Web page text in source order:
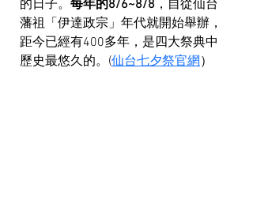
的日子。 每年的8/6~8/8 ，自從仙台
藩祖「伊達政宗」年代就開始舉辦，
距今已經有400多年，是四大祭典中
歷史最悠久的。(仙台七夕祭官網）